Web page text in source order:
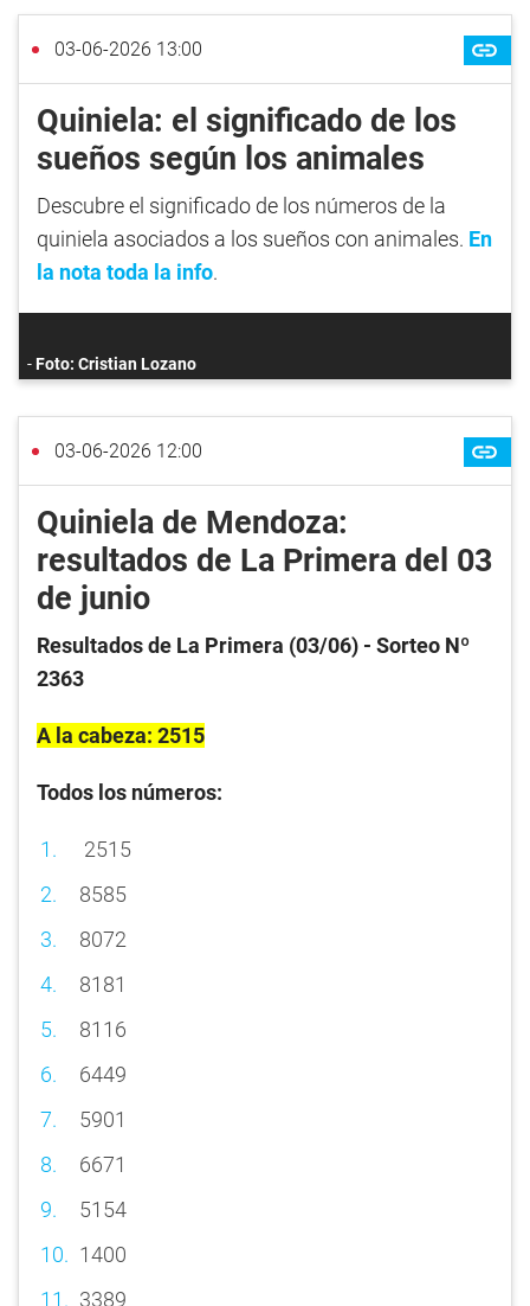
03-06-2026 13:00
Quiniela: el significado de los
sueños según los animales
Descubre el significado de los números de la
quiniela asociados a los sueños con animales. En
la nota toda la info.
Foto: Cristian Lozano
03-06-2026 12:00
Quiniela de Mendoza:
resultados de La Primera del 03
de junio
Resultados de La Primera (03/06) - Sorteo Nº
2363
A la cabeza: 2515
Todos los números:
2515
8585
8072
8181
8116
6449
5901
6671
5154
1400
3389